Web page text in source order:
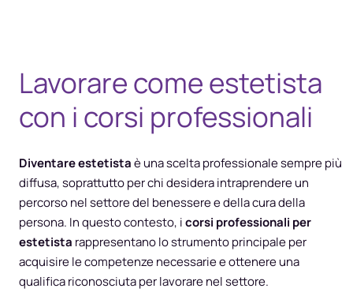
Lavorare come estetista
con i corsi professionali
Diventare estetistaè una scelta professionale sempre più
diffusa, soprattutto per chi desidera intraprendere un
percorso nel settore del benessere e della cura della
persona. In questo contesto, icorsi professionali per
estetista rappresentano lo strumento principale per
acquisire le competenze necessarie e ottenere una
qualifica riconosciuta per lavorare nel settore.